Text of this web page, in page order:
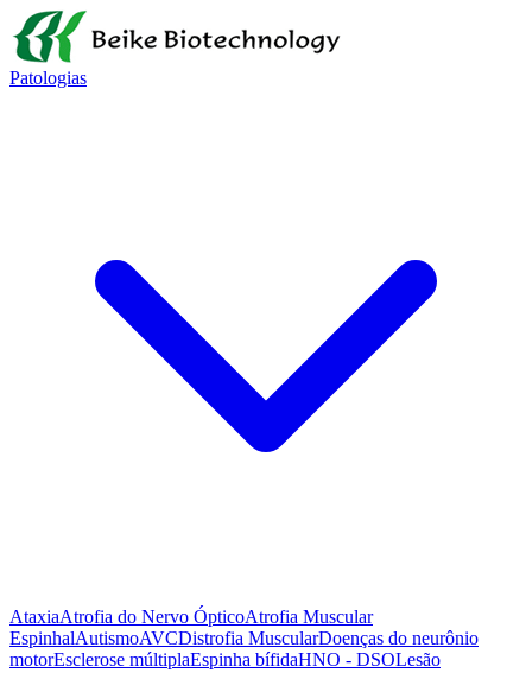
Patologias
AtaxiaAtrofia do Nervo ÓpticoAtrofia Muscular
EspinhalAutismoAVCDistrofia MuscularDoenças do neurônio
motorEsclerose múltiplaEspinha bífidaHNO - DSOLesão